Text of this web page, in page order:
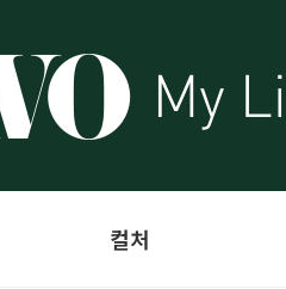
컬처